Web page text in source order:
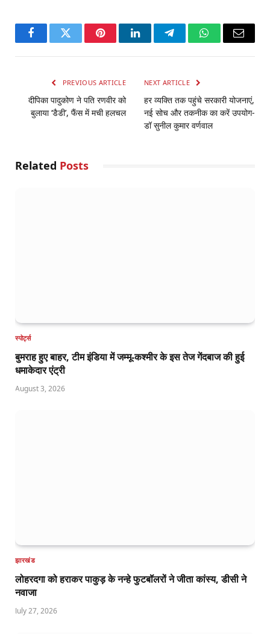
FacebookTwitter PinterestLinkedInTelegramWhatsApp
Email
PREVIOUS ARTICLE
दीपिका पादुकोण ने पति रणवीर को
बुलाया ‘डैडी’, फैंस में मची हलचल
NEXT ARTICLE
हर व्यक्ति तक पहुंचे सरकारी योजनाएं,
नई सोच और तकनीक का करें उपयोग-
डॉ सुनील कुमार वर्णवाल
Related Posts
स्पोर्ट्स
बुमराह हुए बाहर, टीम इंडिया में जम्मू-कश्मीर के इस तेज गेंदबाज की हुई
धमाकेदार एंट्री
August 3, 2026
झारखंड
लोहरदगा को हराकर पाकुड़ के नन्हे फुटबॉलरों ने जीता कांस्य, डीसी ने
नवाजा
July 27, 2026